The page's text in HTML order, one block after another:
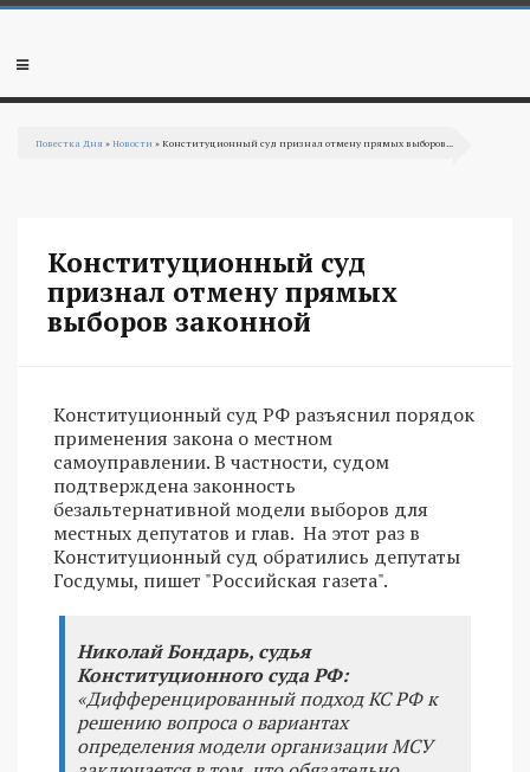
Перейти к основному содержанию
Мобильное
Повестка Дня »Новости » Конституционный суд признал отмену прямых выборов...
Конституционный суд
признал отмену прямых
выборов законной
Конституционный суд РФ разъяснил порядок
применения закона о местном
самоуправлении. В частности, судом
подтверждена законность
безальтернативной модели выборов для
местных депутатов и глав. На этот раз в
Конституционный суд обратились депутаты
Госдумы, пишет "Российская газета".
Николай Бондарь, судья
Конституционного суда РФ:
«Дифференцированный подход КС РФ к
решению вопроса о вариантах
определения модели организации МСУ